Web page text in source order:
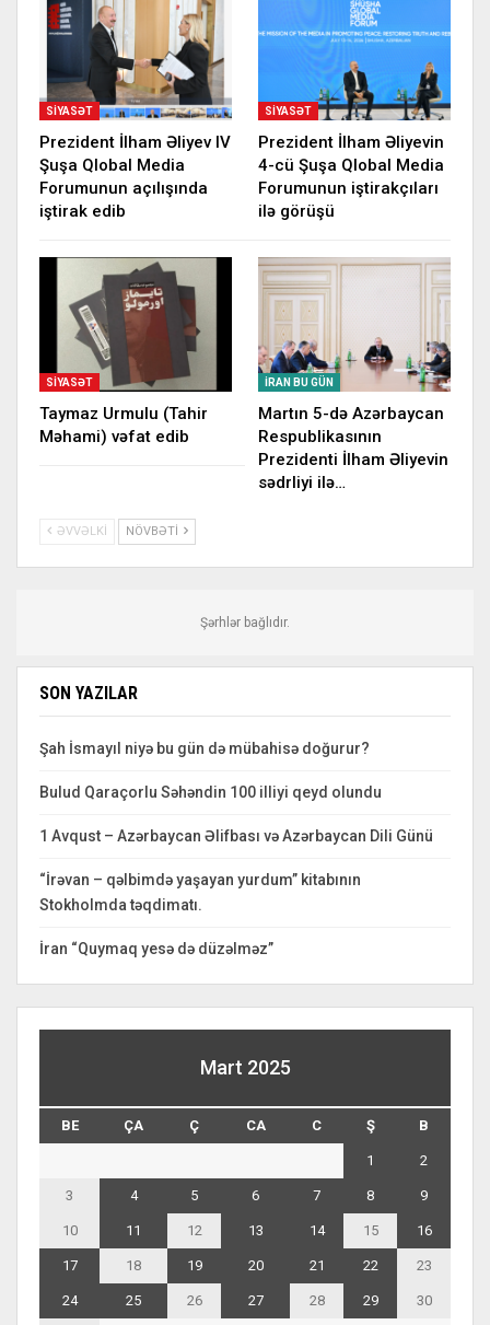
SIYASƏT
Prezident İlham Əliyev IV
Şuşa Qlobal Media
Forumunun açılışında
iştirak edib
SIYASƏT
Prezident İlham Əliyevin
4-cü Şuşa Qlobal Media
Forumunun iştirakçıları
ilə görüşü
SIYASƏT
Taymaz Urmulu (Tahir
Məhami) vəfat edib
İRAN BU GÜN
Martın 5-də Azərbaycan
Respublikasının
Prezidenti İlham Əliyevin
sədrliyi ilə…
ƏVVƏLKI NÖVBƏTI
Şərhlər bağlıdır.
SON YAZILAR
Şah İsmayıl niyə bu gün də mübahisə doğurur?
Bulud Qaraçorlu Səhəndin 100 illiyi qeyd olundu
1 Avqust – Azərbaycan Əlifbası və Azərbaycan Dili Günü
“İrəvan – qəlbimdə yaşayan yurdum” kitabının
Stokholmda təqdimatı.
İran “Quymaq yesə də düzəlməz”
Mart 2025
BE ÇA Ç CA C Ş B
1 2
3 4 5 6 7 8 9
10 11 12 13 14 15 16
17 18 19 20 21 22 23
24 25 26 27 28 29 30